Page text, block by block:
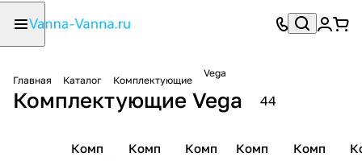
Главная Каталог Комплектующие
Vega
Комплектующие Vega 44
Комп
Комп
Комп
Комп
Комп